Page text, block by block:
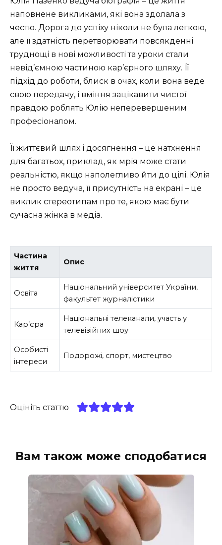
наповнене викликами, які вона здолала з
честю. Дорога до успіху ніколи не була легкою,
але її здатність перетворювати повсякденні
труднощі в нові можливості та уроки стали
невід’ємною частиною кар’єрного шляху. Її
підхід до роботи, блиск в очах, коли вона веде
свою передачу, і вміння зацікавити чистої
правдою роблять Юлію неперевершеним
професіоналом.
Її життєвий шлях і досягнення – це натхнення
для багатьох, приклад, як мрія може стати
реальністю, якщо наполегливо йти до цілі. Юлія
не просто ведуча, її присутність на екрані – це
виклик стереотипам про те, якою має бути
сучасна жінка в медіа.
Частина
життя
Опис
Освіта
Національний університет України,
факультет журналістики
Кар’єра
Національні телеканали, участь у
телевізійних шоу
Особисті
інтереси
Подорожі, спорт, мистецтво
Оцініть статтю
Вам також може сподобатися